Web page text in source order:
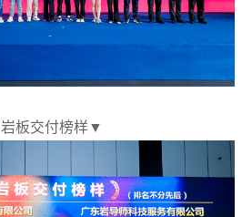
岩板交付榜样▼